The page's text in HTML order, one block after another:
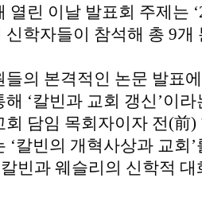
열린 이날 발표회 주제는
신학자들이 참석해 총 9
들의 본격적인 논문 발표
‘칼빈과 교회 갱신’이
회 담임 목회자이자 전(前
‘칼빈의 개혁사상과 교회
빈과 웨슬리의 신학적